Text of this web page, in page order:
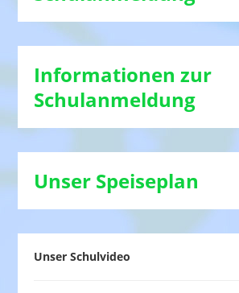
Informationen zur
Schulanmeldung
Unser Speiseplan
Unser Schulvideo